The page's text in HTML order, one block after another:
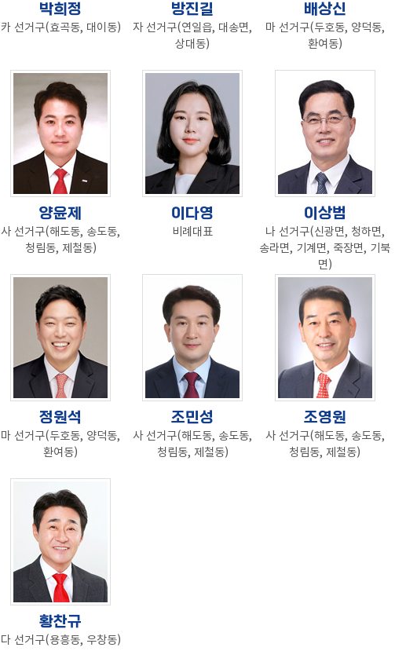
박희정
카 선거구(효곡동, 대이동)
방진길
자 선거구(연일읍, 대송면,
상대동)
배상신
마 선거구(두호동, 양덕동,
환여동)
양윤제
사 선거구(해도동, 송도동,
청림동, 제철동)
이다영
비례대표
이상범
나 선거구(신광면, 청하면,
송라면, 기계면, 죽장면, 기북
면)
정원석
마 선거구(두호동, 양덕동,
환여동)
조민성
사 선거구(해도동, 송도동,
청림동, 제철동)
조영원
사 선거구(해도동, 송도동,
청림동, 제철동)
황찬규
다 선거구(용흥동, 우창동)